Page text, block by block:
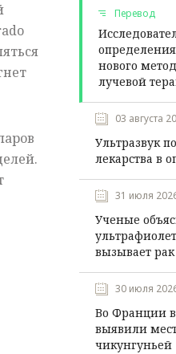
Перевод
нового
лучевой
03 августа
Ультразвук
лекарства в
31 июля
Ученые
вызывает
30 июля
Во Франции
выявили
чикунгуньей